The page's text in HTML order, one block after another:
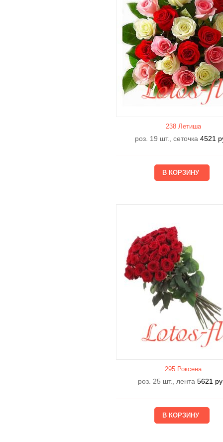
238 Летишa
роз. 19 шт., сеточка4521
295 Роксена
роз. 25 шт., лента5621